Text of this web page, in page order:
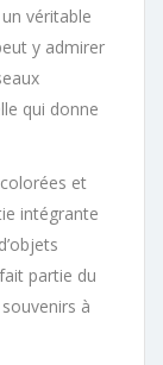
véritable
y admirer
qui donne
et
intégrante
partie du
à